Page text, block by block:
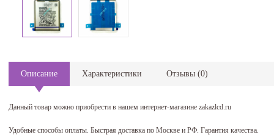
Описание Характеристики Отзывы (0)
Данный товар можно приобрести в нашем интернет-магазине zakazlcd.ru
Удобные способы оплаты. Быстрая доставка по Москве и РФ. Гарантия качества.